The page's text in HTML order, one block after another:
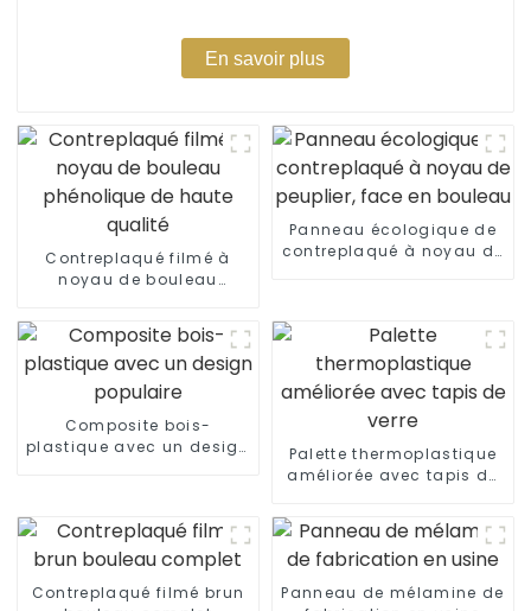
En savoir plus
Contreplaqué filmé à
noyau de bouleau
Panneau écologique de
contreplaqué à noyau de
Composite bois-
plastique avec un design
Palette thermoplastique
améliorée avec tapis de
Contreplaqué filmé brun
Panneau de mélamine de